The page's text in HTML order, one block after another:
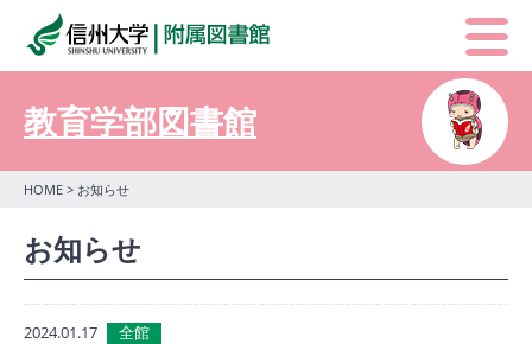
教育学部図書館
HOME > お知らせ
お知らせ
2024.01.17
全館